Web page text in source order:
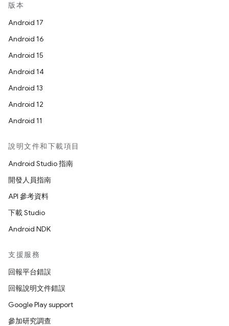
版本
Android 17
Android 16
Android 15
Android 14
Android 13
Android 12
Android 11
說明文件和下載項目
Android Studio 指南
開發人員指南
API 參考資料
下載 Studio
Android NDK
支援服務
回報平台錯誤
回報說明文件錯誤
Google Play support
參加研究調查